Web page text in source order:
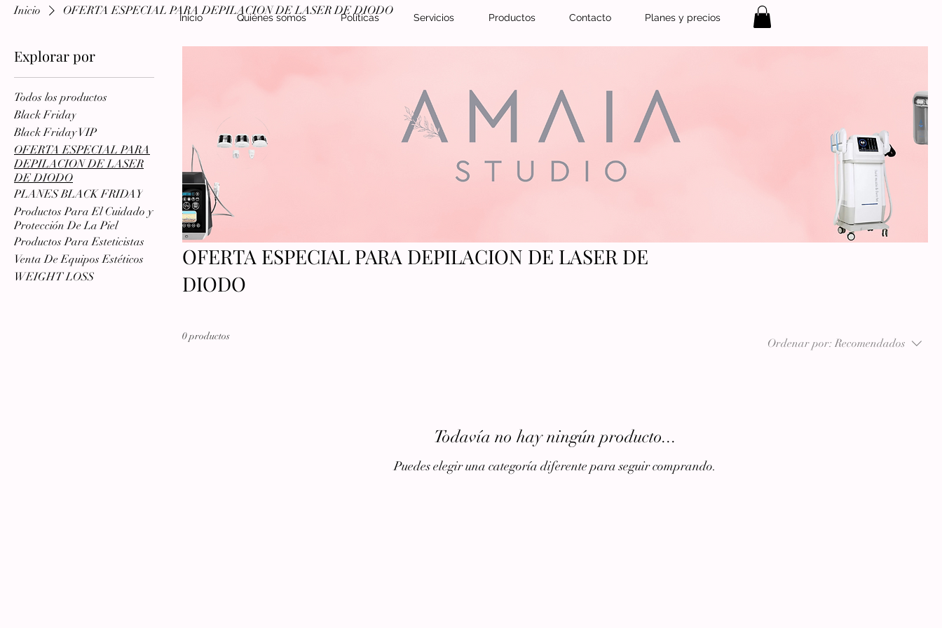
Inicio OFERTA ESPECIAL PARA DEPILACION DE LASER DE DIODO
Explorar por
Todos los productos
Black Friday
Black Friday VIP
OFERTA ESPECIAL PARA
DEPILACION DE LASER
DE DIODO
PLANES BLACK FRIDAY
Productos Para El Cuidado y
Protección De La Piel
Productos Para Esteticistas
Venta De Equipos Estéticos
WEIGHT LOSS
OFERTA ESPECIAL PARA DEPILACION DE LASER DE
DIODO
0 productos
Ordenar por: Recomendados
Todavía no hay ningún producto...
Puedes elegir una categoría diferente para seguir comprando.
Inicio Quiénes somos Políticas Servicios Productos Contacto Planes y precios